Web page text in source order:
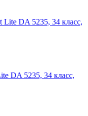
DA 5235, 34 класс,